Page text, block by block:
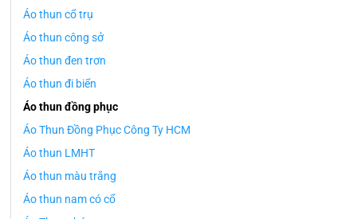
Áo thun cổ trụ
Áo thun công sở
Áo thun đen trơn
Áo thun đi biển
Áo thun đồng phục
Áo Thun Đồng Phục Công Ty HCM
Áo thun LMHT
Áo thun màu trắng
Áo thun nam có cổ